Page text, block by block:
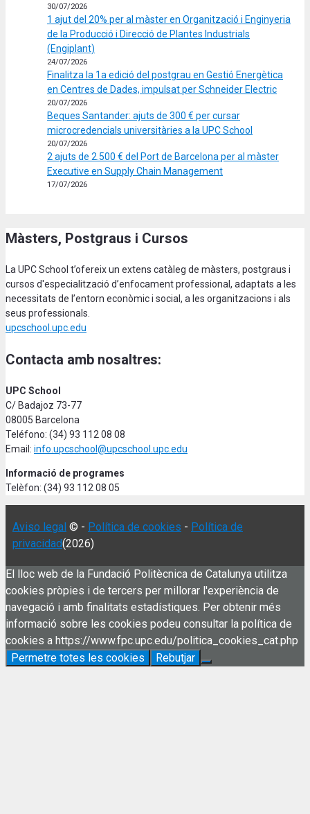
30/07/2026
1 ajut del 20% per al màster en Organització i Enginyeria
de la Producció i Direcció de Plantes Industrials
(Engiplant)
24/07/2026
Finalitza la 1a edició del postgrau en Gestió Energètica
en Centres de Dades, impulsat per Schneider Electric
20/07/2026
Beques Santander: ajuts de 300 € per cursar
microcredencials universitàries a la UPC School
20/07/2026
2 ajuts de 2.500 € del Port de Barcelona per al màster
Executive en Supply Chain Management
17/07/2026
Màsters, Postgraus i Cursos
La UPC School t’ofereix un extens catàleg de màsters, postgraus i
cursos d'especialització d’enfocament professional, adaptats a les
necessitats de l’entorn econòmic i social, a les organitzacions i als
seus professionals.
upcschool.upc.edu
Contacta amb nosaltres:
UPC School
C/ Badajoz 73-77
08005 Barcelona
Teléfono: (34) 93 112 08 08
Email: info.upcschool@upcschool.upc.edu
Informació de programes
Telèfon: (34) 93 112 08 05
Aviso legal © - Política de cookies - Política de
privacidad(2026)
El lloc web de la Fundació Politècnica de Catalunya utilitza
cookies pròpies i de tercers per millorar l'experiència de
navegació i amb finalitats estadístiques. Per obtenir més
informació sobre les cookies podeu consultar la política de
cookies a https://www.fpc.upc.edu/politica_cookies_cat.php
Permetre totes les cookies
Rebutjar